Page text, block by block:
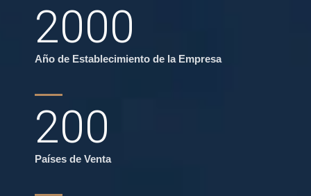
2000
Año de Establecimiento de la Empresa
200
Países de Venta